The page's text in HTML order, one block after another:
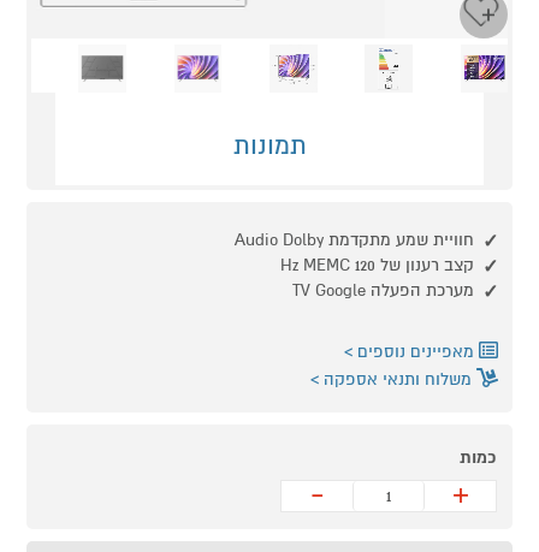
תמונות
חוויית שמע מתקדמת Audio Dolby
קצב רענון של 120 Hz MEMC
מערכת הפעלה TV Google
מאפיינים נוספים
משלוח ותנאי אספקה
כמות
+
-